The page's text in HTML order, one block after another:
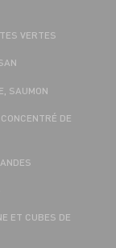
VERTES
SAUMON
DE
ET CUBES DE